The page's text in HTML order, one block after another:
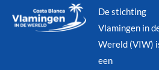
De stichting
Vlamingen in
Wereld (VIW)
een